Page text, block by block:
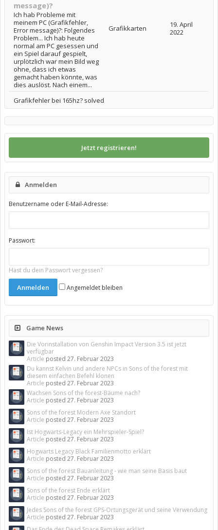
message)?
Ich hab Probleme mit
meinem PC (Grafikfehler,
Error message)?: Folgendes
Problem... Ich hab heute
normal am PC gesessen und
ein Spiel darauf gespielt,
urplötzlich war mein Bild weg
ohne, dass ich etwas
gemacht haben könnte, was
dies auslöst. Nach einem...
Grafikkarten
19. April
2022
Grafikfehler bei 165hz? solved
Jetzt registrieren!
Anmelden
Benutzername oder E-Mail-Adresse:
Passwort:
Hast du dein Passwort vergessen?
Angemeldet bleiben
Game News
Die Vorinstallation von Genshin Impact Version 3.5 ist jetzt
verfügbar
Article posted 27. Februar 2023
Du kannst Kelvin und andere NPCs in Sons of the forest mit
diesem einfachen Befehl klonen
Article posted 27. Februar 2023
Wachsen Sons of the forest-Bäume nach?
Article posted 27. Februar 2023
Sons of the forest Modern Axe Standort
Article posted 27. Februar 2023
Ist Hogwarts-Legacy ein Mehrspieler-Spiel?
Article posted 27. Februar 2023
Hogwarts Legacy Black Familienmotto erklärt
Article posted 27. Februar 2023
Sons of the forest Bauanleitung - wie man seine Basis baut
Article posted 27. Februar 2023
Sons of the forest Ende erklärt
Article posted 27. Februar 2023
Jedes Sons of the forest GPS-Ortungsgerät und seine Verwendung
Article posted 27. Februar 2023